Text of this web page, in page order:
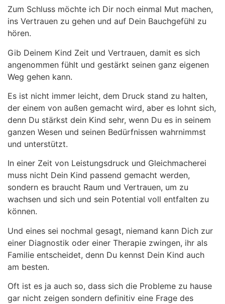
Zum Schluss möchte ich Dir noch einmal Mut machen,
ins Vertrauen zu gehen und auf Dein Bauchgefühl zu
hören.
Gib Deinem Kind Zeit und Vertrauen, damit es sich
angenommen fühlt und gestärkt seinen ganz eigenen
Weg gehen kann.
Es ist nicht immer leicht, dem Druck stand zu halten,
der einem von außen gemacht wird, aber es lohnt sich,
denn Du stärkst dein Kind sehr, wenn Du es in seinem
ganzen Wesen und seinen Bedürfnissen wahrnimmst
und unterstützt.
In einer Zeit von Leistungsdruck und Gleichmacherei
muss nicht Dein Kind passend gemacht werden,
sondern es braucht Raum und Vertrauen, um zu
wachsen und sich und sein Potential voll entfalten zu
können.
Und eines sei nochmal gesagt, niemand kann Dich zur
einer Diagnostik oder einer Therapie zwingen, ihr als
Familie entscheidet, denn Du kennst Dein Kind auch
am besten.
Oft ist es ja auch so, dass sich die Probleme zu hause
gar nicht zeigen sondern definitiv eine Frage des